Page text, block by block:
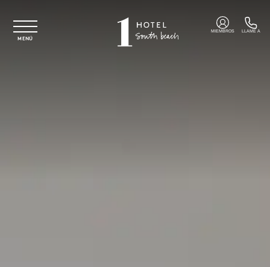
MENÚ
MIEMBROS LLAME A